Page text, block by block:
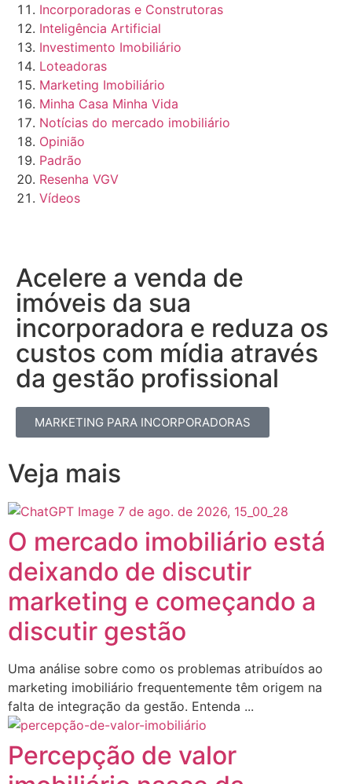
Incorporadoras e Construtoras
Inteligência Artificial
Investimento Imobiliário
Loteadoras
Marketing Imobiliário
Minha Casa Minha Vida
Notícias do mercado imobiliário
Opinião
Padrão
Resenha VGV
Vídeos
Acelere a venda de
imóveis da sua
incorporadora e reduza os
custos com mídia através
da gestão profissional​
MARKETING PARA INCORPORADORAS
Veja mais
O mercado imobiliário está
deixando de discutir
marketing e começando a
discutir gestão
Uma análise sobre como os problemas atribuídos ao
marketing imobiliário frequentemente têm origem na
falta de integração da gestão. Entenda ...
Percepção de valor